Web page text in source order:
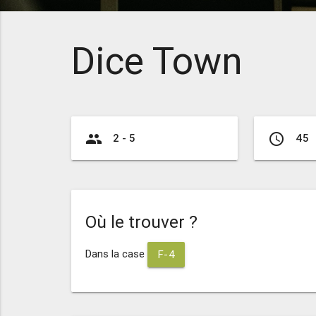
Dice Town
group 2 - 5 access_time 45
Où le trouver ?
Dans la case F-4